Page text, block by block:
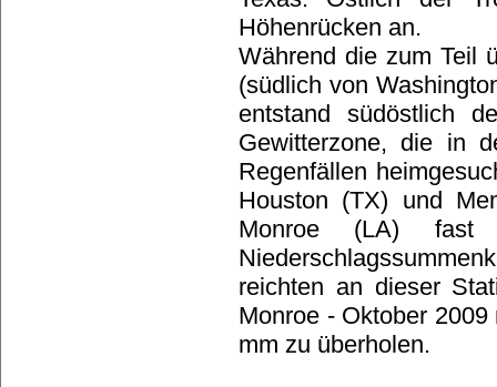
Höhenrücken an.
Während die zum Teil
(südlich von
entstand südöstlich
Gewitterzone, die in
Regenfällen
Houston (TX) und
Monroe (LA) fast
reichten an dieser
Monroe - Oktober
mm zu überholen.